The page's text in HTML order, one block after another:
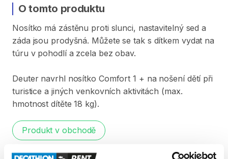
O tomto produktu
Nosítko má zástěnu proti slunci​​,​ nastavitelný sed a
záda jsou prodyšná. Můžete se tak s dítkem vydat na
túru v pohodlí a zcela bez obav.
Deuter navrhl nosítko Comfort 1 + na nošení dětí při
turistice a jiných venkovních aktivitách (max.
hmotnost dítěte 18 kg).
Produkt v obchodě